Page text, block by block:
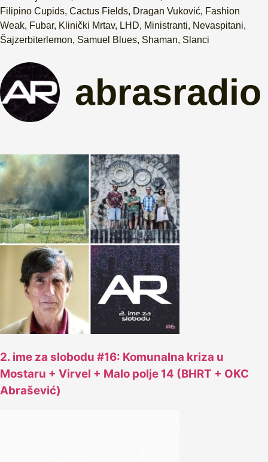
Filipino Cupids, Cactus Fields, Dragan Vuković, Fashion
Weak, Fubar, Klinički Mrtav, LHD, Ministranti, Nevaspitani,
Šajzerbiterlemon, Samuel Blues, Shaman, Slanci
abrasradio
2. ime za slobodu #16: Komunalna kriza u
Mostaru + Virvel + Malo polje 14 (BHRT + OKC
Abrašević)